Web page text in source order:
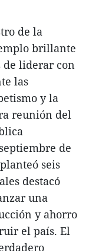
de la
brillante
de liderar con
las
y la
reunión del
de
seis
destacó
una
y ahorro
el país. El